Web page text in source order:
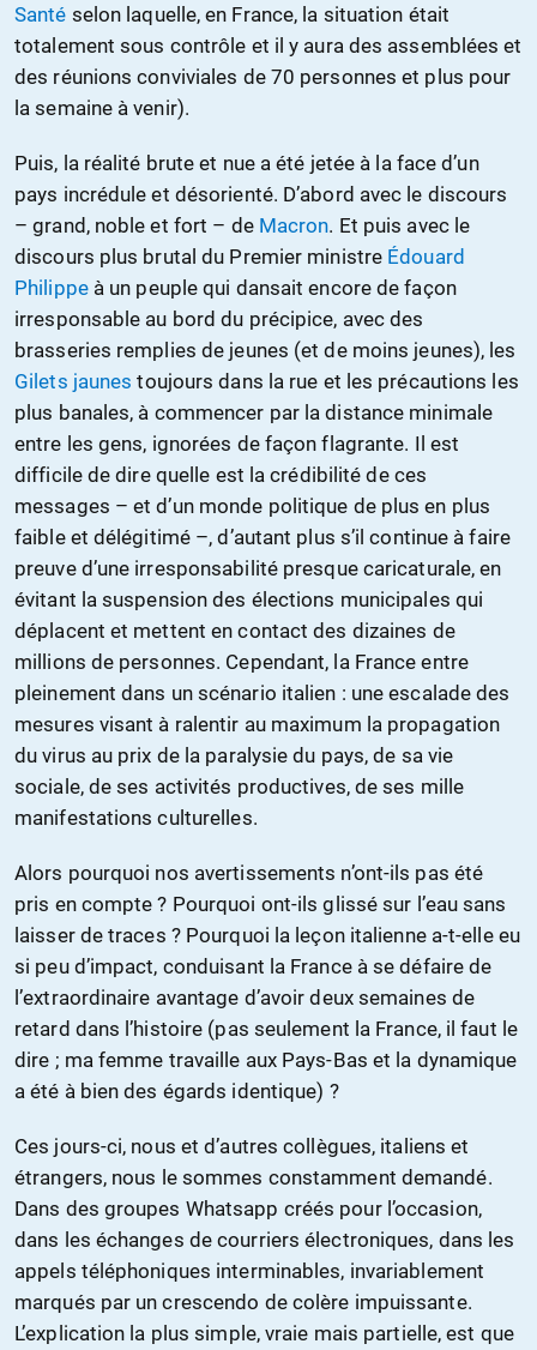
Santé selon laquelle, en France, la situation était
totalement sous contrôle et il y aura des assemblées et
des réunions conviviales de 70 personnes et plus pour
la semaine à venir).
Puis, la réalité brute et nue a été jetée à la face d’un
pays incrédule et désorienté. D’abord avec le discours
– grand, noble et fort – de Macron. Et puis avec le
discours plus brutal du Premier ministre Édouard
Philippeà un peuple qui dansait encore de façon
irresponsable au bord du précipice, avec des
brasseries remplies de jeunes (et de moins jeunes), les
Gilets jaunes toujours dans la rue et les précautions les
plus banales, à commencer par la distance minimale
entre les gens, ignorées de façon flagrante. Il est
difficile de dire quelle est la crédibilité de ces
messages – et d’un monde politique de plus en plus
faible et délégitimé –, d’autant plus s’il continue à faire
preuve d’une irresponsabilité presque caricaturale, en
évitant la suspension des élections municipales qui
déplacent et mettent en contact des dizaines de
millions de personnes. Cependant, la France entre
pleinement dans un scénario italien : une escalade des
mesures visant à ralentir au maximum la propagation
du virus au prix de la paralysie du pays, de sa vie
sociale, de ses activités productives, de ses mille
manifestations culturelles.
Alors pourquoi nos avertissements n’ont-ils pas été
pris en compte ? Pourquoi ont-ils glissé sur l’eau sans
laisser de traces ? Pourquoi la leçon italienne a-t-elle eu
si peu d’impact, conduisant la France à se défaire de
l’extraordinaire avantage d’avoir deux semaines de
retard dans l’histoire (pas seulement la France, il faut le
dire ; ma femme travaille aux Pays-Bas et la dynamique
a été à bien des égards identique) ?
Ces jours-ci, nous et d’autres collègues, italiens et
étrangers, nous le sommes constamment demandé.
Dans des groupes Whatsapp créés pour l’occasion,
dans les échanges de courriers électroniques, dans les
appels téléphoniques interminables, invariablement
marqués par un crescendo de colère impuissante.
L’explication la plus simple, vraie mais partielle, est que